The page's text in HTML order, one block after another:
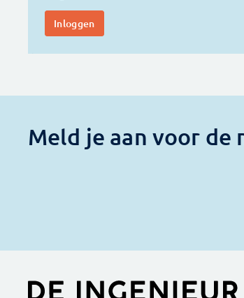
Meld je aan voor de